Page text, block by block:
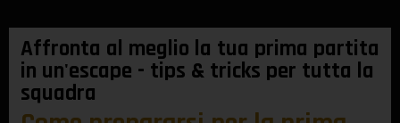
Affronta al meglio la tua prima partita
in un'escape - tips & tricks per tutta la
squadra